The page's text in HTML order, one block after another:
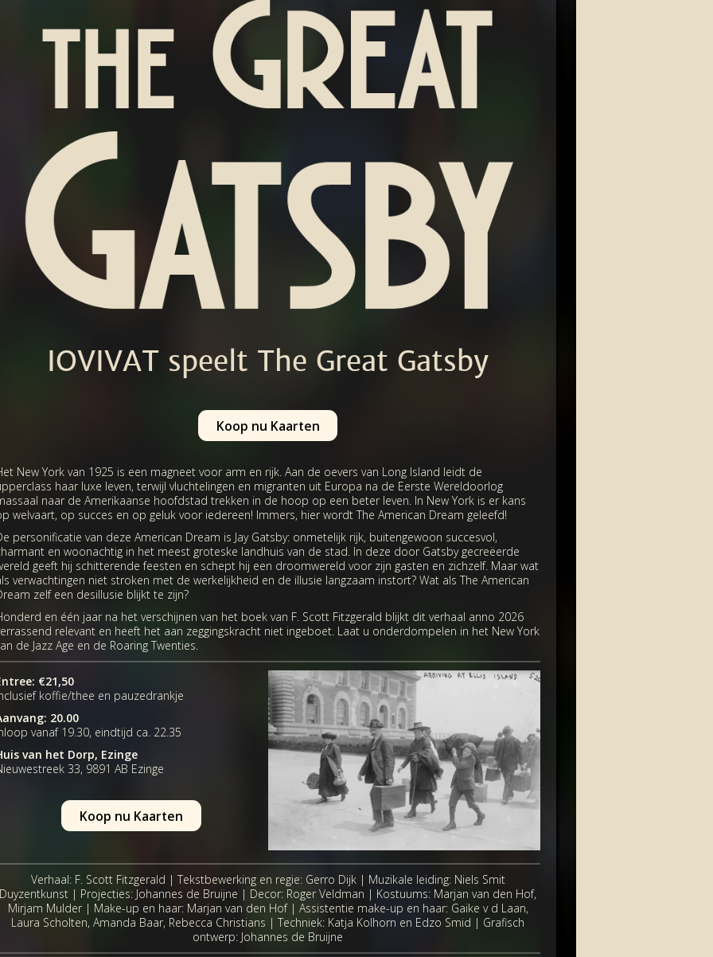
IOVIVAT speelt The Great Gatsby
Koop nu Kaarten
New York van 1925 is een magneet voor arm en rijk. Aan de oevers van Long Island leidt de
haar luxe leven, terwijl vluchtelingen en migranten uit Europa na de Eerste Wereldoorlog
naar de Amerikaanse hoofdstad trekken in de hoop op een beter leven. In New York is er kans
welvaart, op succes en op geluk voor iedereen! Immers, hier wordt The American Dream geleefd!
personificatie van deze American Dream is Jay Gatsby: onmetelijk rijk, buitengewoon succesvol,
en woonachtig in het meest groteske landhuis van de stad. In deze door Gatsby gecreëerde
geeft hij schitterende feesten en schept hij een droomwereld voor zijn gasten en zichzelf. Maar wat
verwachtingen niet stroken met de werkelijkheid en de illusie langzaam instort? Wat als The American
zelf een desillusie blijkt te zijn?
en één jaar na het verschijnen van het boek van F. Scott Fitzgerald blijkt dit verhaal anno 2026
relevant en heeft het aan zeggingskracht niet ingeboet. Laat u onderdompelen in het New York
de Jazz Age en de Roaring Twenties.
€21,50
koffie/thee en pauzedrankje
20.00
vanaf 19.30, eindtijd ca. 22.35
van het Dorp, Ezinge
33, 9891 AB Ezinge
Koop nu Kaarten
Verhaal: F. Scott Fitzgerald | Tekstbewerking en regie: Gerro Dijk | Muzikale leiding: Niels Smit
Duyzentkunst | Projecties: Johannes de Bruijne | Decor: Roger Veldman | Kostuums: Marjan van den Hof,
Mirjam Mulder | Make-up en haar: Marjan van den Hof | Assistentie make-up en haar: Gaike v d Laan,
Laura Scholten, Amanda Baar, Rebecca Christians | Techniek: Katja Kolhorn en Edzo Smid | Grafisch
ontwerp: Johannes de Bruijne